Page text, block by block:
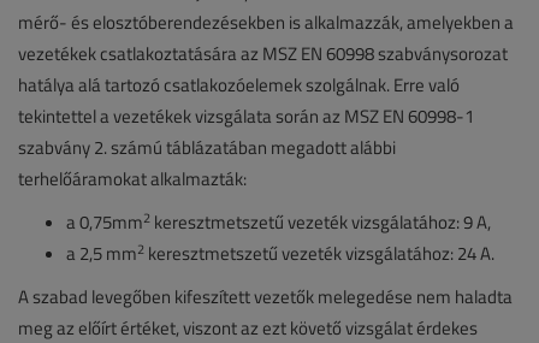
mérő- és elosztóberendezésekben is alkalmazzák, amelyekben a
vezetékek csatlakoztatására az MSZ EN 60998 szabványsorozat
hatálya alá tartozó csatlakozóelemek szolgálnak. Erre való
tekintettel a vezetékek vizsgálata során az MSZ EN 60998-1
szabvány 2. számú táblázatában megadott alábbi
terhelőáramokat alkalmazták:
a 0,75mm2 keresztmetszetű vezeték vizsgálatához: 9 A,
a 2,5 mm2 keresztmetszetű vezeték vizsgálatához: 24 A.
A szabad levegőben kifeszített vezetők melegedése nem haladta
meg az előírt értéket, viszont az ezt követő vizsgálat érdekes